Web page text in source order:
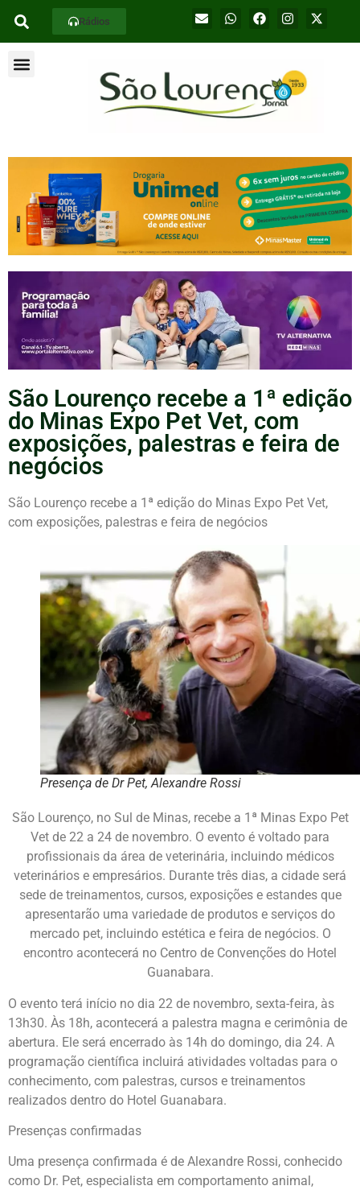
Rádios
São Lourenço recebe a 1ª edição
do Minas Expo Pet Vet, com
exposições, palestras e feira de
negócios
São Lourenço recebe a 1ª edição do Minas Expo Pet Vet,
com exposições, palestras e feira de negócios
Presença de Dr Pet, Alexandre Rossi
São Lourenço, no Sul de Minas, recebe a 1ª Minas Expo Pet
Vet de 22 a 24 de novembro. O evento é voltado para
profissionais da área de veterinária, incluindo médicos
veterinários e empresários. Durante três dias, a cidade será
sede de treinamentos, cursos, exposições e estandes que
apresentarão uma variedade de produtos e serviços do
mercado pet, incluindo estética e feira de negócios. O
encontro acontecerá no Centro de Convenções do Hotel
Guanabara.
O evento terá início no dia 22 de novembro, sexta-feira, às
13h30. Às 18h, acontecerá a palestra magna e cerimônia de
abertura. Ele será encerrado às 14h do domingo, dia 24. A
programação científica incluirá atividades voltadas para o
conhecimento, com palestras, cursos e treinamentos
realizados dentro do Hotel Guanabara.
Presenças confirmadas
Uma presença confirmada é de Alexandre Rossi, conhecido
como Dr. Pet, especialista em comportamento animal,